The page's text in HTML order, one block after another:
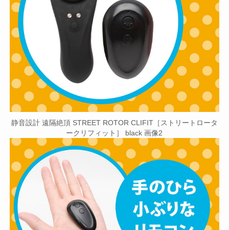
静音設計 遠隔絶頂 STREET ROTOR CLIFIT［ストリートロータ
ークリフィット］ black 画像2